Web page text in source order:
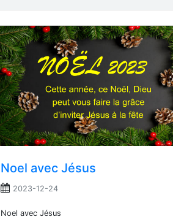
Noel avec Jésus
2023-12-24
Noel avec Jésus